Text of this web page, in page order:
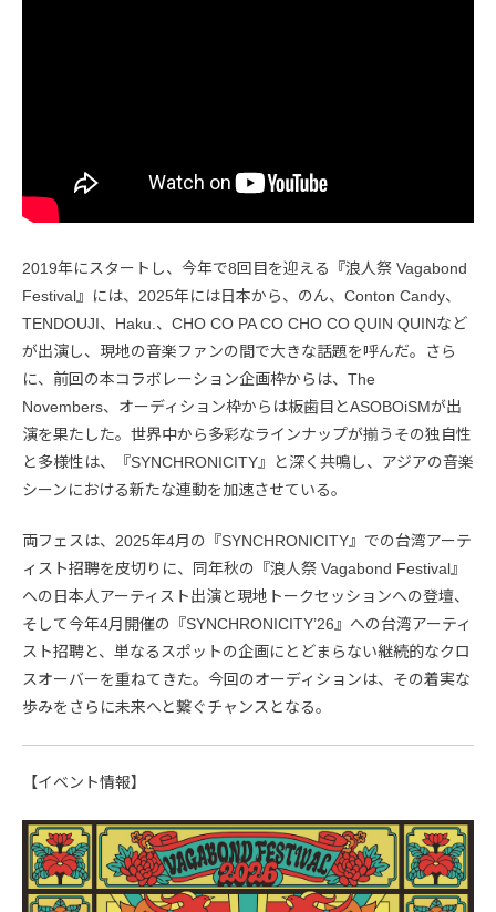
2019年にスタートし、今年で8回目を迎える『浪人祭 Vagabond
Festival』には、2025年には日本から、のん、Conton Candy、
TENDOUJI、Haku.、CHO CO PA CO CHO CO QUIN QUINなど
が出演し、現地の音楽ファンの間で大きな話題を呼んだ。さら
に、前回の本コラボレーション企画枠からは、The
Novembers、オーディション枠からは板歯目とASOBOiSMが出
演を果たした。世界中から多彩なラインナップが揃うその独自性
と多様性は、『SYNCHRONICITY』と深く共鳴し、アジアの音楽
シーンにおける新たな連動を加速させている。
両フェスは、2025年4月の『SYNCHRONICITY』での台湾アーテ
ィスト招聘を皮切りに、同年秋の『浪人祭 Vagabond Festival』
への日本人アーティスト出演と現地トークセッションへの登壇、
そして今年4月開催の『SYNCHRONICITY’26』への台湾アーティ
スト招聘と、単なるスポットの企画にとどまらない継続的なクロ
スオーバーを重ねてきた。今回のオーディションは、その着実な
歩みをさらに未来へと繋ぐチャンスとなる。
【イベント情報】